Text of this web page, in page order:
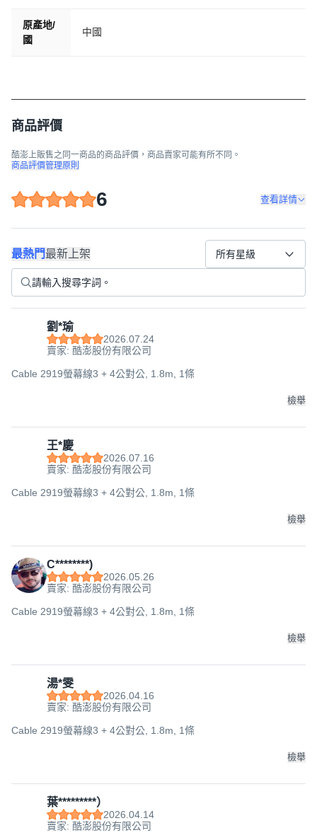
原產地/
國
中國
商品評價
酷澎上販售之同一商品的商品評價，商品賣家可能有所不同。
商品評價管理原則
6 查看詳情
最熱門最新上架 所有星級
劉*瑜
2026.07.24
賣家: 酷澎股份有限公司
Cable 2919螢幕線3 + 4公對公, 1.8m, 1條
檢舉
王*慶
2026.07.16
賣家: 酷澎股份有限公司
Cable 2919螢幕線3 + 4公對公, 1.8m, 1條
檢舉
C********)
2026.05.26
賣家: 酷澎股份有限公司
Cable 2919螢幕線3 + 4公對公, 1.8m, 1條
檢舉
湯*雯
2026.04.16
賣家: 酷澎股份有限公司
Cable 2919螢幕線3 + 4公對公, 1.8m, 1條
檢舉
葉*********）
2026.04.14
賣家: 酷澎股份有限公司